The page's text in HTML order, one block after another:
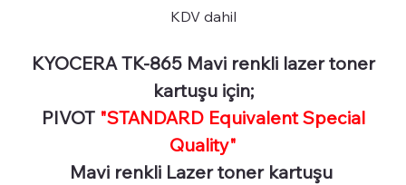
KDV dahil
KYOCERA TK-865 Mavi renkli lazer toner
kartuşu için;
PIVOT "STANDARD Equivalent Special
Quality"
Mavi renkli Lazer toner kartuşu